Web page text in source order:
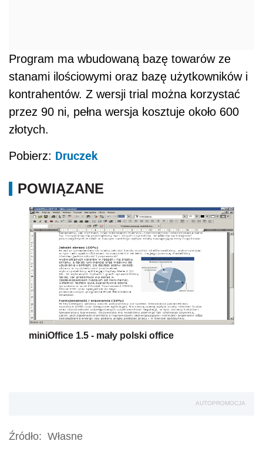
Program ma wbudowaną bazę towarów ze
stanami ilościowymi oraz bazę użytkowników i
kontrahentów. Z wersji trial można korzystać
przez 90 ni, pełna wersja kosztuje około 600
złotych.
Pobierz: Druczek
POWIĄZANE
miniOffice 1.5 - mały polski office
AUTOPROMOCJA
Źródło: Własne